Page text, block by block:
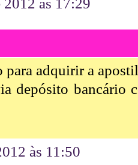
para adquirir a
depósito bancário
às 11:50